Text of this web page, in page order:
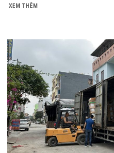
XEM THÊM